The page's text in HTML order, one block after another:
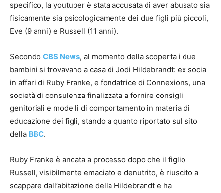
specifico, la youtuber è stata accusata di aver abusato sia
fisicamente sia psicologicamente dei due figli più piccoli,
Eve (9 anni) e Russell (11 anni).
Secondo CBS News, al momento della scoperta i due
bambini si trovavano a casa di Jodi Hildebrandt: ex socia
in affari di Ruby Franke, e fondatrice di Connexions, una
società di consulenza finalizzata a fornire consigli
genitoriali e modelli di comportamento in materia di
educazione dei figli, stando a quanto riportato sul sito
della BBC.
Ruby Franke è andata a processo dopo che il figlio
Russell, visibilmente emaciato e denutrito, è riuscito a
scappare dall’abitazione della Hildebrandt e ha